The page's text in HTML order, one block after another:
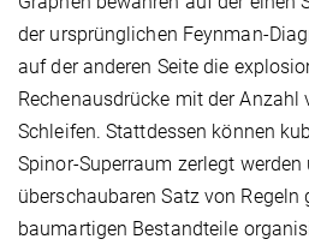
der ursprünglichen Feynman-
auf der anderen Seite die
Rechenausdrücke mit der Anzahl
Schleifen. Stattdessen können
Spinor-Superraum zerlegt
überschaubaren Satz von Regeln
baumartigen Bestandteile